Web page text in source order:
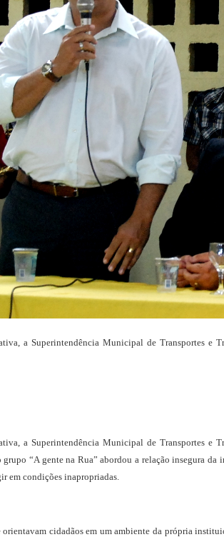
a Superintendência Municipal de Transportes
a Superintendência Municipal de Transportes
“A gente na Rua” abordou a relação insegura
em condições inapropriadas.
cidadãos em um ambiente da própria